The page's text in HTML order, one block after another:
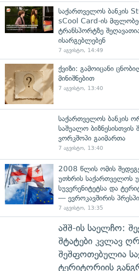
საქართველოს ბანკის
sCool Card-ის
ტრანსპორტზე
ისარგებლებენ
7 აგვისტო, 14:49
ქვიზი: გამოიცანი
მინიშნებით
7 აგვისტო, 13:40
საქართველოს ბანკის
საშუალო
ვორკშოპი გაიმართა
7 აგვისტო, 13:40
2008 წლის ომის
უთხრის საქართველოს
სუვერენიტეტსა და
— ევროკავშირის
7 აგვისტო, 13:35
აშშ-ის საელჩო:
შტატები კვლავ
შეშფოთებულია
ტერიტორიის